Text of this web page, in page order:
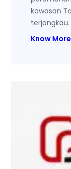
kawasan
terjangkau.
Know More